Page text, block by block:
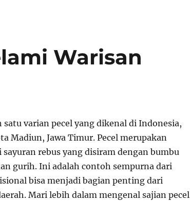
Warisan
satu varian pecel yang dikenal di Indonesia,
Madiun, Jawa Timur. Pecel merupakan
rebus yang disiram dengan bumbu
gurih. Ini adalah contoh sempurna dari
bisa menjadi bagian penting dari
Mari lebih dalam mengenal sajian pecel